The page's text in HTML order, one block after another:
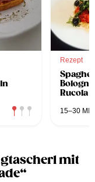
Rezept
Rucola
15–30 MIN
mit